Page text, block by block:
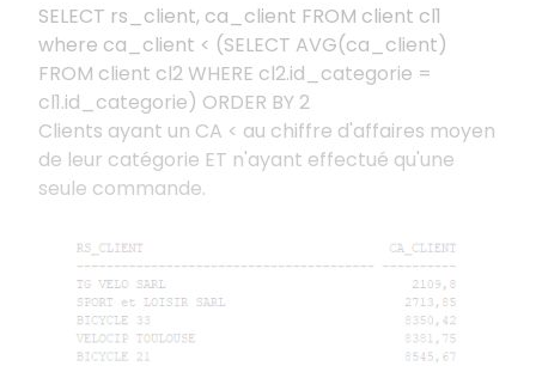
SELECT rs_client, ca_client FROM client cl1
where ca_client < (SELECT AVG(ca_client)
FROM client cl2 WHERE cl2.id_categorie =
cl1.id_categorie) ORDER BY 2
Clients ayant un CA < au chiffre d'affaires moyen
de leur catégorie ET n'ayant effectué qu'une
seule commande.